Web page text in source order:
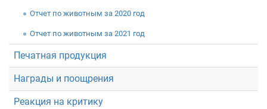
Отчет по животным за 2020 год
Отчет по животным за 2021 год
Печатная продукция
Награды и поощрения
Реакция на критику